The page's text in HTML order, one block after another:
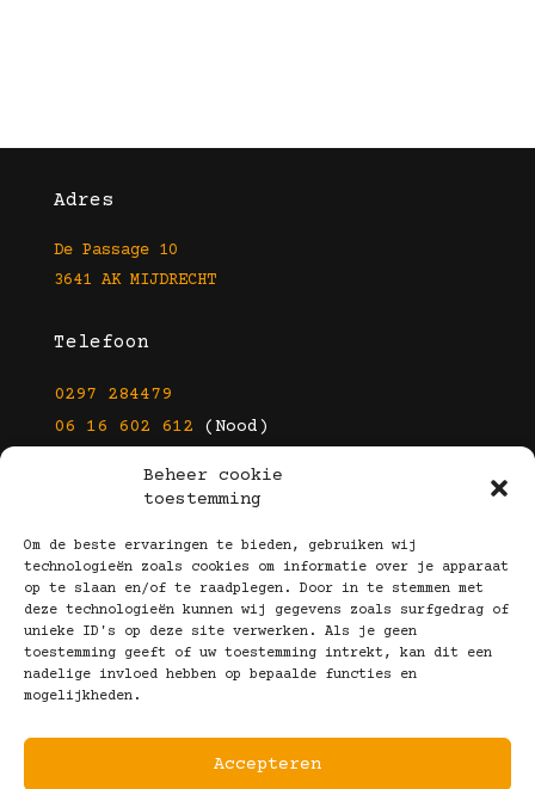
Beheer cookie
toestemming
Om de beste ervaringen te bieden, gebruiken wij
technologieën zoals cookies om informatie over je apparaat
op te slaan en/of te raadplegen. Door in te stemmen met
deze technologieën kunnen wij gegevens zoals surfgedrag of
unieke ID's op deze site verwerken. Als je geen
toestemming geeft of uw toestemming intrekt, kan dit een
nadelige invloed hebben op bepaalde functies en
mogelijkheden.
Accepteren
Adres
De Passage 10
3641 AK MIJDRECHT
Telefoon
0297 284479
06 16 602 612 (Nood)
info@kootbrillen.nl
Volg Ons!